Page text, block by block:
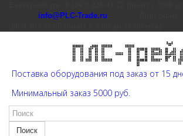
info@PLC-Trade.ru
Поставка оборудования под заказ от 15
Минимальный заказ 5000 руб.
Поиск